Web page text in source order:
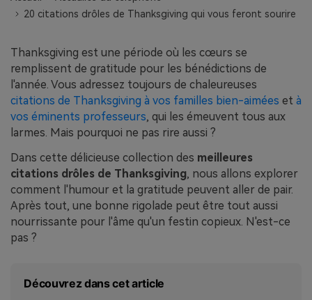
EXPLOREZ PLUS DE SUJETS
Plan Éducation
20 citations drôles de Thanksgiving qui vous feront sourire
Thanksgiving est une période où les cœurs se
remplissent de gratitude pour les bénédictions de
l'année. Vous adressez toujours de chaleureuses
citations de Thanksgiving à vos familles bien-aimées et à
vos éminents professeurs, qui les émeuvent tous aux
larmes. Mais pourquoi ne pas rire aussi ?
Dans cette délicieuse collection des meilleures
citations drôles de Thanksgiving, nous allons explorer
comment l'humour et la gratitude peuvent aller de pair.
Après tout, une bonne rigolade peut être tout aussi
nourrissante pour l'âme qu'un festin copieux. N'est-ce
pas ?
Découvrez dans cet article